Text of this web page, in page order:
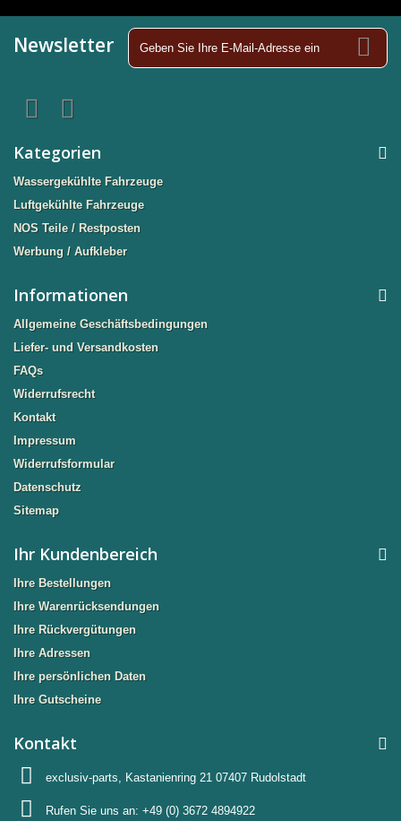
Newsletter
Kategorien
Wassergekühlte Fahrzeuge
Luftgekühlte Fahrzeuge
NOS Teile / Restposten
Werbung / Aufkleber
Informationen
Allgemeine Geschäftsbedingungen
Liefer- und Versandkosten
FAQs
Widerrufsrecht
Kontakt
Impressum
Widerrufsformular
Datenschutz
Sitemap
Ihr Kundenbereich
Ihre Bestellungen
Ihre Warenrücksendungen
Ihre Rückvergütungen
Ihre Adressen
Ihre persönlichen Daten
Ihre Gutscheine
Kontakt
exclusiv-parts, Kastanienring 21 07407 Rudolstadt
Rufen Sie uns an: +49 (0) 3672 4894922